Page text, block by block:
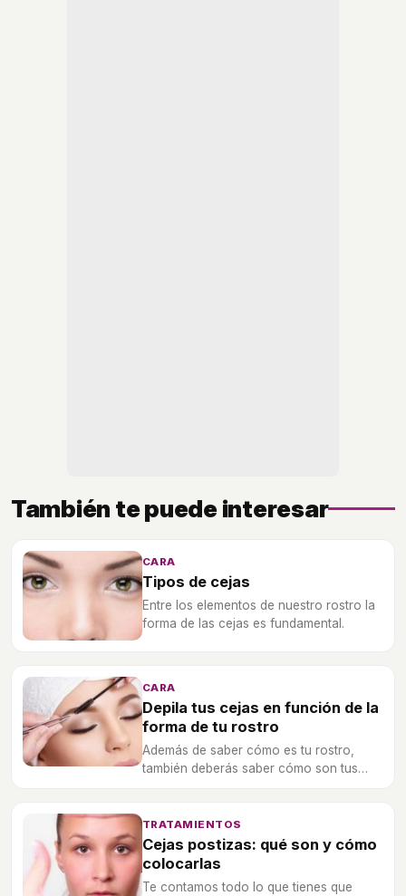
También te puede interesar
CARA
Tipos de cejas
Entre los elementos de nuestro rostro la
forma de las cejas es fundamental.
CARA
Depila tus cejas en función de la
forma de tu rostro
Además de saber cómo es tu rostro,
también deberás saber cómo son tus
mismas.
TRATAMIENTOS
Cejas postizas: qué son y cómo
colocarlas
Te contamos todo lo que tienes que